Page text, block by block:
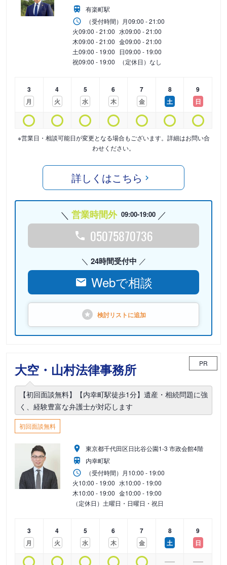
有楽町駅
（受付時間） 月09:00 - 21:00
火09:00 - 21:00 水09:00 - 21:00
木09:00 - 21:00 金09:00 - 21:00
土09:00 - 19:00 日09:00 - 19:00
祝09:00 - 19:00 （定休日）なし
3
月
4
火
5
水
6
木
7
金
8
土
9
日
※営業日・相談可能日が変更となる場合もございます。詳細はお問い合
わせください。
詳しくはこちら
営業時間外 09:00-19:00
05075870736
24時間受付中
Webで相談
検討リストに追加
大空・山村法律事務所 PR
【初回面談無料】【内幸町駅徒歩1分】遺産・相続問題に強
く、経験豊富な弁護士が対応します
初回面談無料
東京都千代田区日比谷公園1-3 市政会館4階
内幸町駅
（受付時間） 月10:00 - 19:00
火10:00 - 19:00 水10:00 - 19:00
木10:00 - 19:00 金10:00 - 19:00
（定休日）土曜日・日曜日・祝日
3
月
4
火
5
水
6
木
7
金
8
土
9
日